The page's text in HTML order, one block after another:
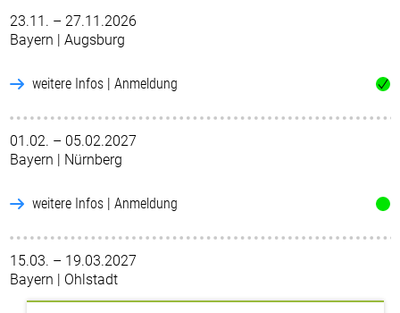
23.11. – 27.11.2026
Bayern | Augsburg
weitere Infos | Anmeldung
01.02. – 05.02.2027
Bayern | Nürnberg
weitere Infos | Anmeldung
15.03. – 19.03.2027
Bayern | Ohlstadt